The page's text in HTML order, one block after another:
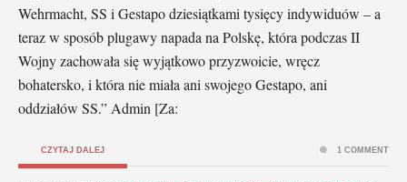
Wehrmacht, SS i Gestapo dziesiątkami tysięcy indywiduów – a
teraz w sposób plugawy napada na Polskę, która podczas II
Wojny zachowała się wyjątkowo przyzwoicie, wręcz
bohatersko, i która nie miała ani swojego Gestapo, ani
oddziałów SS.” Admin [Za:
CZYTAJ DALEJ 1 COMMENT